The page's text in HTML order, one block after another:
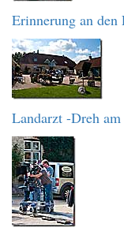
Erinnerung an den
Landarzt -Dreh